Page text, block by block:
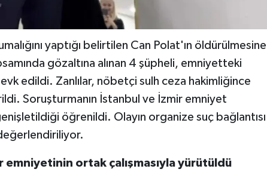
yaptığı belirtilen Can Polat'ın öldürülmesine
gözaltına alınan 4 şüpheli, emniyetteki
edildi. Zanlılar, nöbetçi sulh ceza hakimliğince
Soruşturmanın İstanbul ve İzmir emniyet
öğrenildi. Olayın organize suç bağlantısı
ortak çalışmasıyla yürütüldü